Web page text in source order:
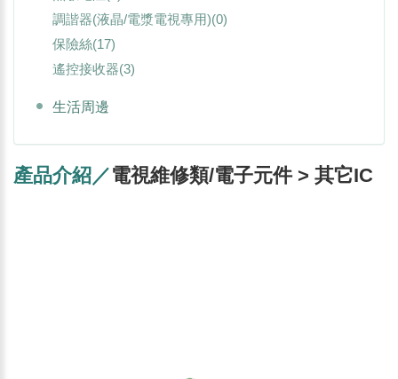
調諧器(液晶/電漿電視專用)(0)
保險絲(17)
遙控接收器(3)
生活周邊
產品介紹／電視維修類/電子元件 > 其它IC